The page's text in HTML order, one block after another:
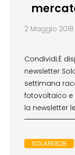
2 Maggio 2018
Condividi:È
newsletter
settimana
fotovoltaico e
la newsletter
SOLAREB2B